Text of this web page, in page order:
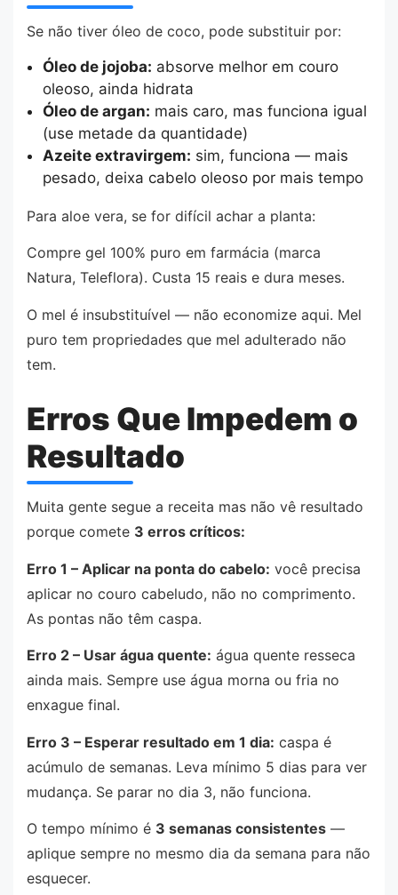
Se não tiver óleo de coco, pode substituir por:
Óleo de jojoba: absorve melhor em couro
oleoso, ainda hidrata
Óleo de argan: mais caro, mas funciona igual
(use metade da quantidade)
Azeite extravirgem: sim, funciona — mais
pesado, deixa cabelo oleoso por mais tempo
Para aloe vera, se for difícil achar a planta:
Compre gel 100% puro em farmácia (marca
Natura, Teleflora). Custa 15 reais e dura meses.
O mel é insubstituível — não economize aqui. Mel
puro tem propriedades que mel adulterado não
tem.
Erros Que Impedem o
Resultado
Muita gente segue a receita mas não vê resultado
porque comete 3 erros críticos:
Erro 1 – Aplicar na ponta do cabelo: você precisa
aplicar no couro cabeludo, não no comprimento.
As pontas não têm caspa.
Erro 2 – Usar água quente: água quente resseca
ainda mais. Sempre use água morna ou fria no
enxague final.
Erro 3 – Esperar resultado em 1 dia: caspa é
acúmulo de semanas. Leva mínimo 5 dias para ver
mudança. Se parar no dia 3, não funciona.
O tempo mínimo é 3 semanas consistentes —
aplique sempre no mesmo dia da semana para não
esquecer.